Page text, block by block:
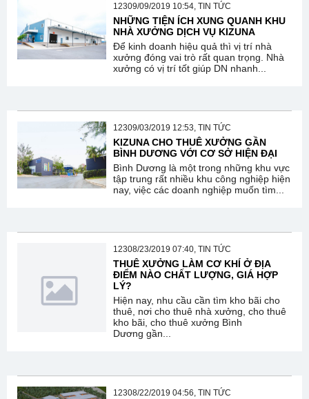
12309/09/2019 10:54, TIN TỨC
NHỮNG TIỆN ÍCH XUNG QUANH KHU
NHÀ XƯỞNG DỊCH VỤ KIZUNA
Để kinh doanh hiệu quả thì vị trí nhà
xưởng đóng vai trò rất quan trọng. Nhà
xưởng có vị trí tốt giúp DN nhanh...
12309/03/2019 12:53, TIN TỨC
KIZUNA CHO THUÊ XƯỞNG GẦN
BÌNH DƯƠNG VỚI CƠ SỞ HIỆN ĐẠI
Bình Dương là một trong những khu vực
tập trung rất nhiều khu công nghiệp hiện
nay, việc các doanh nghiệp muốn tìm...
12308/23/2019 07:40, TIN TỨC
THUÊ XƯỞNG LÀM CƠ KHÍ Ở ĐỊA
ĐIỂM NÀO CHẤT LƯỢNG, GIÁ HỢP
LÝ?
Hiện nay, nhu cầu cần tìm kho bãi cho
thuê, nơi cho thuê nhà xưởng, cho thuê
kho bãi, cho thuê xưởng Bình
Dương gần...
12308/22/2019 04:56, TIN TỨC